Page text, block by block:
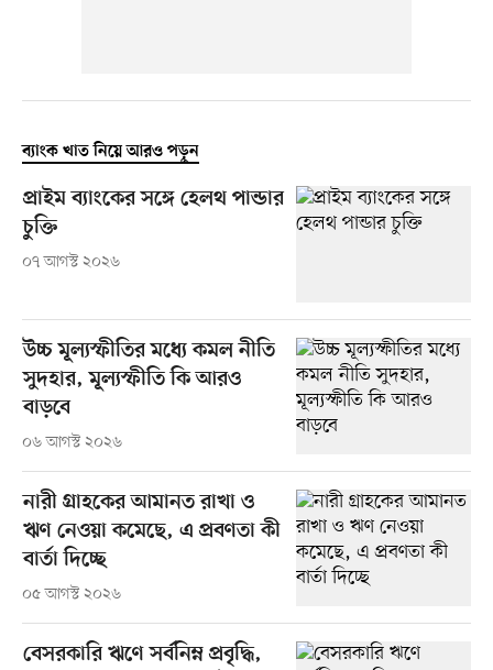
ব্যাংক খাত নিয়ে আরও পড়ুন
প্রাইম ব্যাংকের সঙ্গে হেলথ পান্ডার
চুক্তি
০৭ আগস্ট ২০২৬
উচ্চ মূল্যস্ফীতির মধ্যে কমল নীতি
সুদহার, মূল্যস্ফীতি কি আরও
বাড়বে
০৬ আগস্ট ২০২৬
নারী গ্রাহকের আমানত রাখা ও
ঋণ নেওয়া কমেছে, এ প্রবণতা কী
বার্তা দিচ্ছে
০৫ আগস্ট ২০২৬
বেসরকারি ঋণে সর্বনিম্ন প্রবৃদ্ধি,